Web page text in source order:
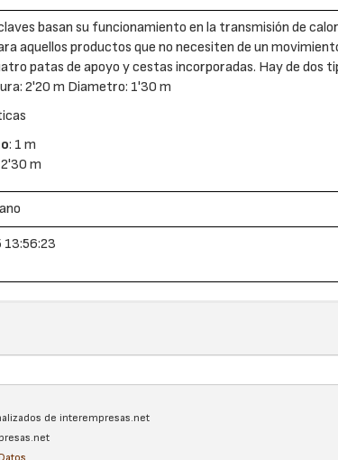
basan su funcionamiento en la transmisión de
aquellos productos que no necesiten de un
patas de apoyo y cestas incorporadas. Hay de dos
2'20 m Diametro: 1'30 m
: 1 m
2'30 m
de interempresas.net